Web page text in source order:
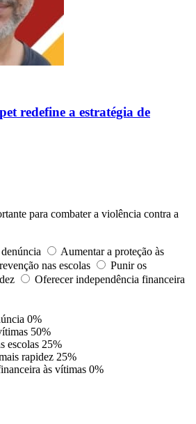
redefine a estratégia de
para combater a violência contra a
Aumentar a proteção às
nas escolas
Punir os
Oferecer independência financeira
0%
50%
escolas 25%
rapidez 25%
às vítimas 0%